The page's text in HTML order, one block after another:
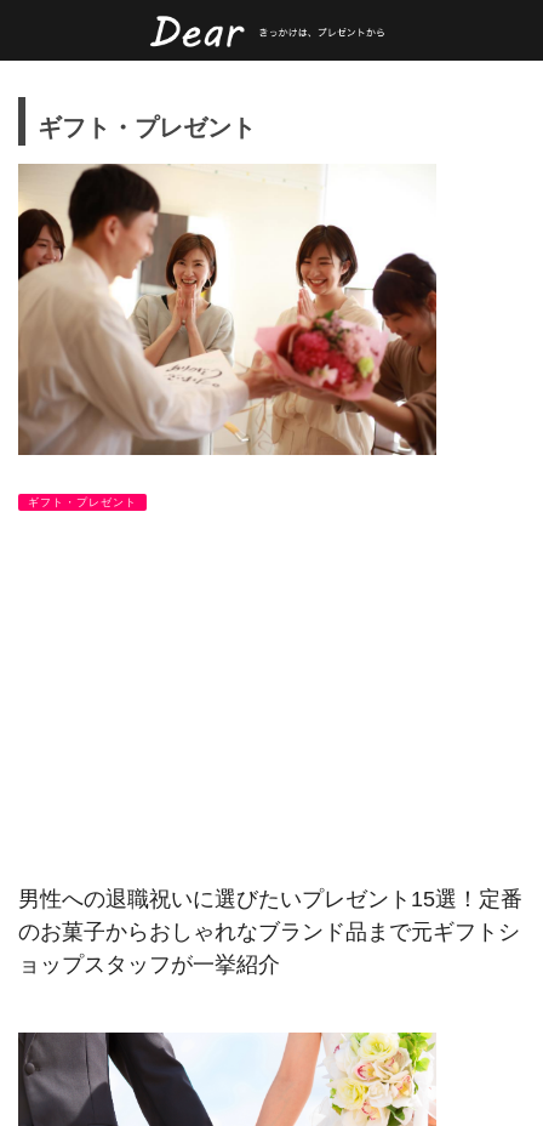
ギフト・プレゼント
ギフト・プレゼント
男性への退職祝いに選びたいプレゼント15選！定番
のお菓子からおしゃれなブランド品まで元ギフトシ
ョップスタッフが一挙紹介